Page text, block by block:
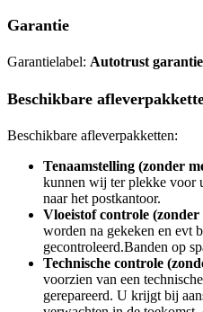
Garantie
Garantielabel: Autotrust garantie
Beschikbare
Beschikbare afleverpakketten:
Tenaamstelling (zonder
kunnen wij ter plekke voor
naar het postkantoor.
Vloeistof controle
worden na gekeken en evt
gecontroleerd.Banden op
Technische controle
voorzien van een
gerepareerd. U krijgt bij